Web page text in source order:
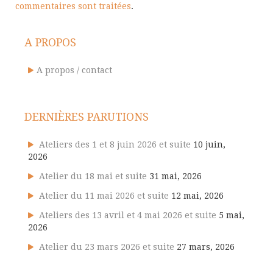
commentaires sont traitées.
A PROPOS
A propos / contact
DERNIÈRES PARUTIONS
Ateliers des 1 et 8 juin 2026 et suite 10 juin,
2026
Atelier du 18 mai et suite 31 mai, 2026
Atelier du 11 mai 2026 et suite 12 mai, 2026
Ateliers des 13 avril et 4 mai 2026 et suite 5 mai,
2026
Atelier du 23 mars 2026 et suite 27 mars, 2026